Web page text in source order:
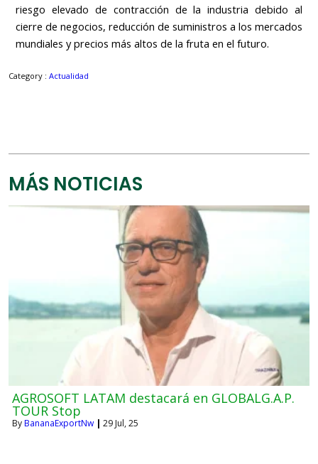
riesgo elevado de contracción de la industria debido al
cierre de negocios, reducción de suministros a los mercados
mundiales y precios más altos de la fruta en el futuro.
Category : Actualidad
MÁS NOTICIAS
GREMIOS LEVANTAN INFORMACIÓN CRITICA DE
MOKO ANTE AVANCE INCONTENIBLE DE
ENFERMEDAD BACTERIANA